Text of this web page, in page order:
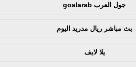
جول العرب goalarab
بث مباشر ريال مدريد اليوم
يلا لايف